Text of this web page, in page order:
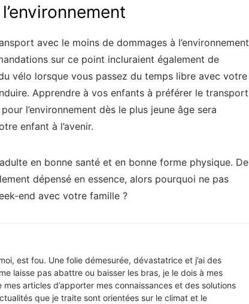
avec le moins de dommages à l’environnement
sur ce point incluraient également de
vélo lorsque vous passez du temps libre avec votre
Apprendre à vos enfants à préférer le transport
l’environnement dès le plus jeune âge sera
enfant à l’avenir.
en bonne santé et en bonne forme physique. De
dépensé en essence, alors pourquoi ne pas
end avec votre famille ?
est fou. Une folie démesurée, dévastatrice et j’ai des
laisse pas abattre ou baisser les bras, je le dois à mes
mes articles d’apporter mes connaissances et des solutions
que je traite sont orientées sur le climat et le